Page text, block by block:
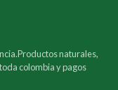
naturales,
colombia y pagos